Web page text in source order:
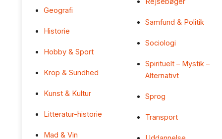
Geografi
Historie
Hobby & Sport
Krop & Sundhed
Kunst & Kultur
Litteratur-historie
Mad & Vin
Samfund & Politik
Sociologi
Spirituelt – Mystik –
Alternativt
Sprog
Transport